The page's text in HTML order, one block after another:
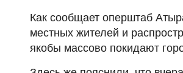
Как сообщает оперштаб
местных жителей и
якобы массово покидают